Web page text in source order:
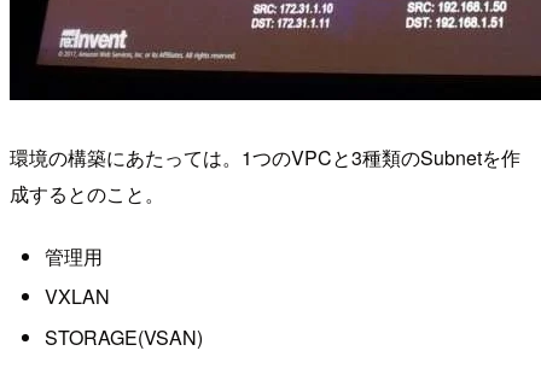
環境の構築にあたっては。1つのVPCと3種類のSubnetを作
成するとのこと。
管理用
VXLAN
STORAGE(VSAN)